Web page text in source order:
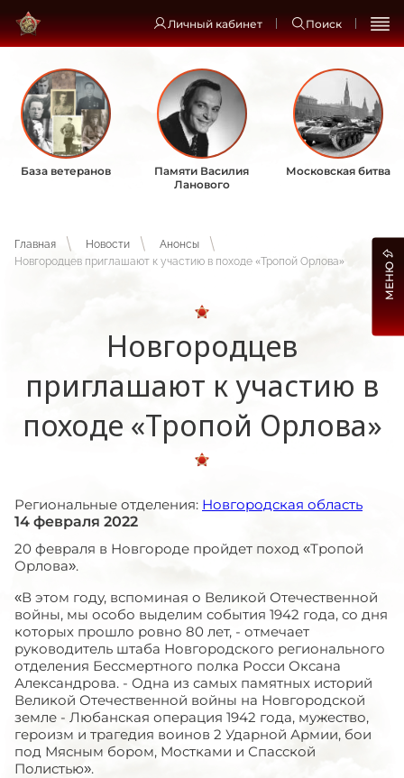
Личный кабинет Поиск
База ветеранов
Памяти Василия
Ланового
Московская битва
Главная Новости
Анонсы
Новгородцев приглашают к участию в походе «Тропой Орлова»
Новгородцев
приглашают к участию в
походе «Тропой Орлова»
Региональные отделения: Новгородская область
14 февраля 2022
20 февраля в Новгороде пройдет поход «Тропой
Орлова».
«В этом году, вспоминая о Великой Отечественной
войны, мы особо выделим события 1942 года, со дня
которых прошло ровно 80 лет, - отмечает
руководитель штаба Новгородского регионального
отделения Бессмертного полка Росси Оксана
Александрова. - Одна из самых памятных историй
Великой Отечественной войны на Новгородской
земле - Любанская операция 1942 года, мужество,
героизм и трагедия воинов 2 Ударной Армии, бои
под Мясным бором, Мостками и Спасской
Полистью».
МЕНЮ